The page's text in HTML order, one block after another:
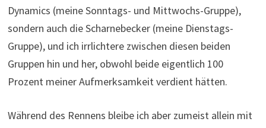
Dynamics (meine Sonntags- und Mittwochs-Gruppe),
sondern auch die Scharnebecker (meine Dienstags-
Gruppe), und ich irrlichtere zwischen diesen beiden
Gruppen hin und her, obwohl beide eigentlich 100
Prozent meiner Aufmerksamkeit verdient hätten.
Während des Rennens bleibe ich aber zumeist allein mit